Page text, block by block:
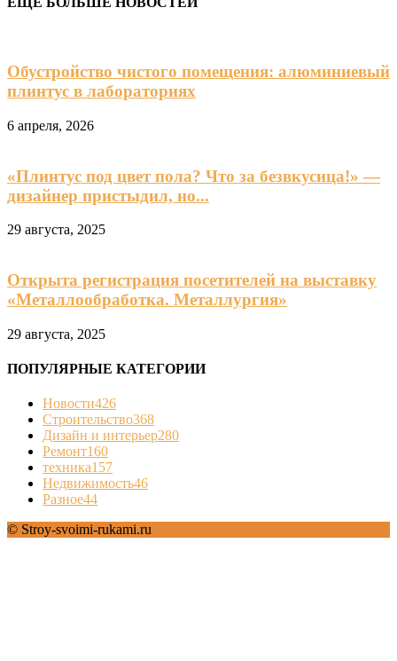
Обустройство чистого помещения: алюминиевый
плинтус в лабораториях
6 апреля, 2026
«Плинтус под цвет пола? Что за безвкусица!» —
дизайнер пристыдил, но...
29 августа, 2025
Открыта регистрация посетителей на выставку
«Металлообработка. Металлургия»
29 августа, 2025
ПОПУЛЯРНЫЕ КАТЕГОРИИ
Новости426
Строительство368
Дизайн и интерьер280
Ремонт160
техника157
Недвижимость46
Разное44
© Stroy-svoimi-rukami.ru